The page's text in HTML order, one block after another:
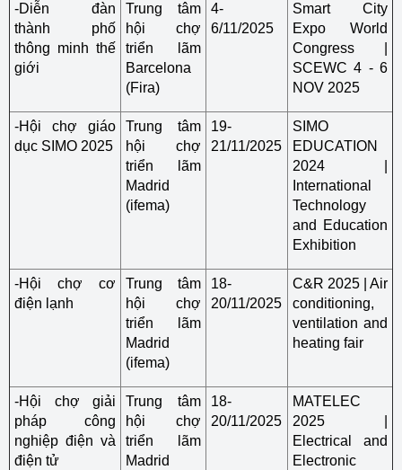
-Diễn đàn
thành phố
thông minh thế
giới
Trung tâm
hội chợ
triển lãm
Barcelona
(Fira)
4-
6/11/2025
Smart City
Expo World
Congress |
SCEWC 4 - 6
NOV 2025
-Hội chợ giáo
dục SIMO 2025
Trung tâm
hội chợ
triển lãm
Madrid
(ifema)
19-
21/11/2025
SIMO
EDUCATION
2024 |
International
Technology
and Education
Exhibition
-Hội chợ cơ
điện lạnh
Trung tâm
hội chợ
triển lãm
Madrid
(ifema)
18-
20/11/2025
C&R 2025 | Air
conditioning,
ventilation and
heating fair
-Hội chợ giải
pháp công
nghiệp điện và
điện tử
Trung tâm
hội chợ
triển lãm
Madrid
18-
20/11/2025
MATELEC
2025 |
Electrical and
Electronic